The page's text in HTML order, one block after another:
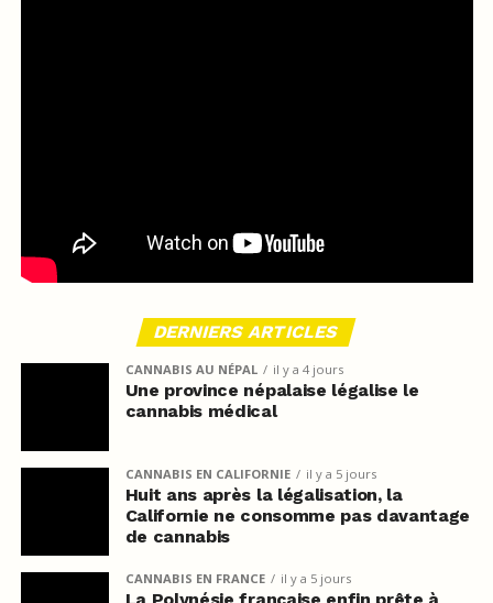
DERNIERS ARTICLES
CANNABIS AU NÉPAL il y a 4 jours
Une province népalaise légalise le
cannabis médical
CANNABIS EN CALIFORNIE il y a 5 jours
Huit ans après la légalisation, la
Californie ne consomme pas davantage
de cannabis
CANNABIS EN FRANCE il y a 5 jours